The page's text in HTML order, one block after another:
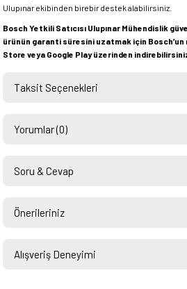
Ulupınar ekibinden birebir destek alabilirsiniz.
Bosch Yetkili Satıcısı Ulupınar Mühendislik
ürünün garanti süresini uzatmak için Bosch’un
Store veya Google Play üzerinden
Taksit Seçenekleri
Yorumlar (0)
Soru & Cevap
Önerileriniz
yetersiz gördüğünüz noktaları öneri formunu
Alışveriş Deneyimi